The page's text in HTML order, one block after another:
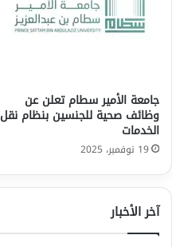
جامعة الأمير سطام تعلن عن
وظائف صحية للجنسين بنظام نقل
الخدمات
19 نوفمبر، 2025
آخر الأخبار